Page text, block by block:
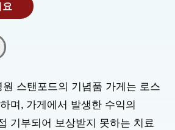
스탠포드의 기념품 가게는 로스
며, 가게에서 발생한 수익의
기부되어 보상받지 못하는 치료